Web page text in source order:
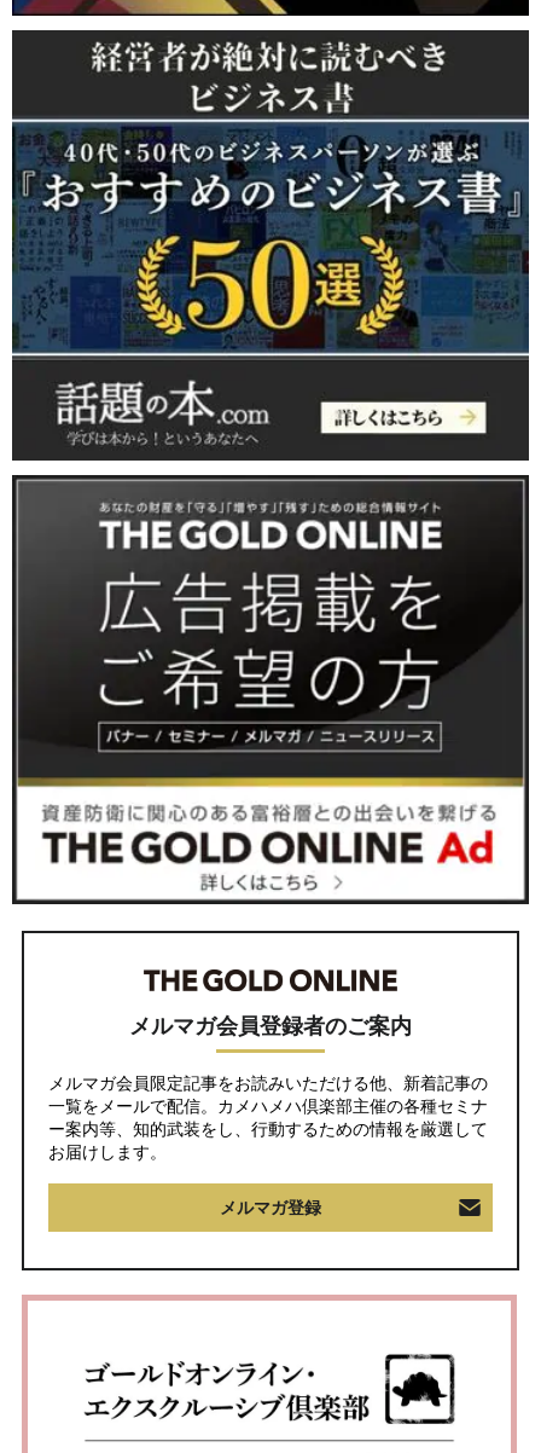
メルマガ会員登録者のご案内
メルマガ会員限定記事をお読みいただける他、新着記事の
一覧をメールで配信。カメハメハ倶楽部主催の各種セミナ
ー案内等、知的武装をし、行動するための情報を厳選して
お届けします。
メルマガ登録